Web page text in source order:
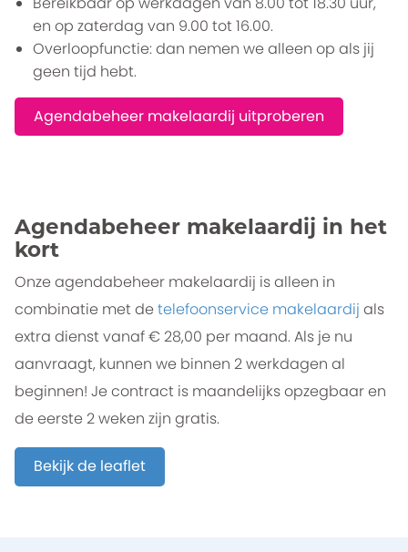
en op zaterdag van 9.00 tot 16.00.
Overloopfunctie: dan nemen we alleen op als jij
geen tijd hebt.
Agendabeheer makelaardij uitproberen
Agendabeheer makelaardij in het
kort
Onze agendabeheer makelaardij is alleen in
combinatie met detelefoonservice makelaardij als
extra dienst vanaf € 28,00 per maand. Als je nu
aanvraagt, kunnen we binnen 2 werkdagen al
beginnen! Je contract is maandelijks opzegbaar en
de eerste 2 weken zijn gratis.
Bekijk de leaflet